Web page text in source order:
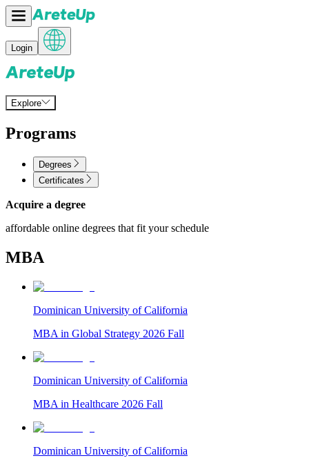
Login
Explore
Programs
Degrees
Certificates
Acquire a degree
affordable online degrees that fit your schedule
MBA
Dominican University of California
MBA in Global Strategy 2026 Fall
Dominican University of California
MBA in Healthcare 2026 Fall
Dominican University of California